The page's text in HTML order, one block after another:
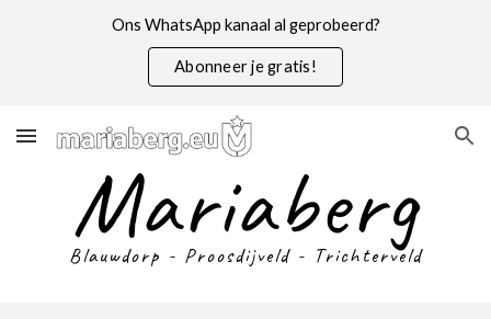
Ons WhatsApp kanaal al geprobeerd?
Abonneer je gratis!
Mariaberg
Blauwdorp - Proosdijveld - Trichterveld